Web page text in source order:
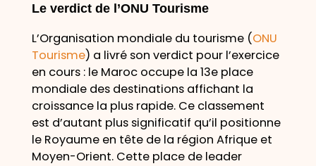
Le verdict de l’ONU Tourisme
L’Organisation mondiale du tourisme (ONU
Tourisme) a livré son verdict pour l’exercice
en cours : le Maroc occupe la 13e place
mondiale des destinations affichant la
croissance la plus rapide. Ce classement
est d’autant plus significatif qu’il positionne
le Royaume en tête de la région Afrique et
Moyen-Orient. Cette place de leader